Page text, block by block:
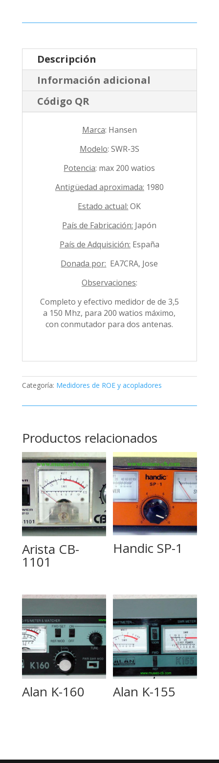
Descripción
Información adicional
Código QR
Marca: Hansen
Modelo: SWR-3S
Potencia: max 200 watios
Antigüedad aproximada: 1980
Estado actual: OK
País de Fabricación: Japón
País de Adquisición: España
Donada por: EA7CRA, Jose
Observaciones:
Completo y efectivo medidor de de 3,5
a 150 Mhz, para 200 watios máximo,
con conmutador para dos antenas.
Categoría: Medidores de ROE y acopladores
Productos relacionados
Arista CB-
1101
Handic SP-1
Alan K-160 Alan K-155